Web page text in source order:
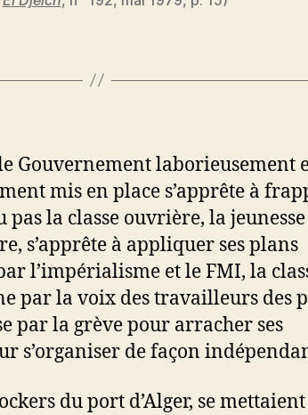
Gouvernement laborieusement
mis en place s’apprête à
pas la classe ouvrière, la
s’apprête à appliquer ses plans
l’impérialisme et le FMI, la
par la voix des travailleurs des
par la grève pour arracher ses
s’organiser de façon
du port d’Alger, se